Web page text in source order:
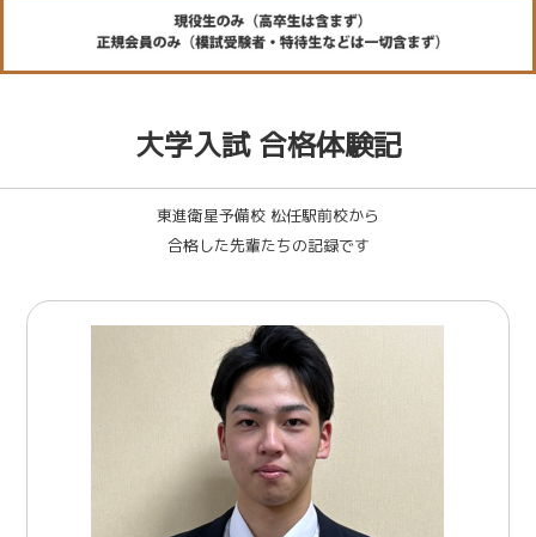
大学入試 合格体験記
東進衛星予備校 松任駅前校から
合格した先輩たちの記録です